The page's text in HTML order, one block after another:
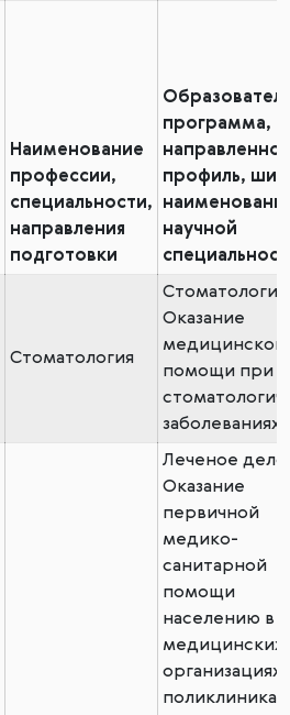
Наименование
профессии,
специальности,
направления
подготовки
программа,
профиль,
научной
Стоматология
Стоматология,
Оказание
медицинской
помощи при
заболеваниях
Леченое дело,
Оказание
первичной
медико-
санитарной
помощи
населению в
медицинских
организациях:
поликлиниках,